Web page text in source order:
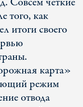
того, как
итоги своего
карта»
режим
отвода